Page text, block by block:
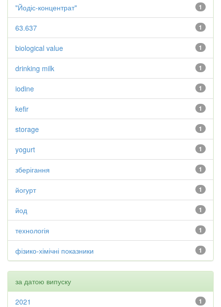
1
"Йодіс-концентрат"
1
63.637
1
biological value
1
drinking milk
1
iodine
1
kefir
1
storage
1
yogurt
1
зберігання
1
йогурт
1
йод
1
технологія
1
фізико-хімічні показники
за датою випуску
1
2021